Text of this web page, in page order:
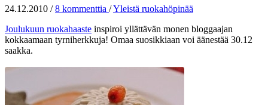
24.12.2010 / 8 kommenttia /Yleistä ruokahöpinää
Joulukuun ruokahaaste inspiroi yllättävän monen bloggaajan
kokkaamaan tyrniherkkuja! Omaa suosikkiaan voi äänestää 30.12
saakka.